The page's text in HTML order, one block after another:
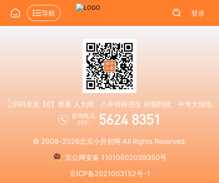
导航 登录
👆识码发送【6】查看 人大附、八中特殊招生 校额到校、中考大报纸
咨询电话:
010-
5624 8351
© 2008-2026北京小升初网 All Rights Reserved.
京公网安备 11010802039350号
京ICP备2021003152号-1